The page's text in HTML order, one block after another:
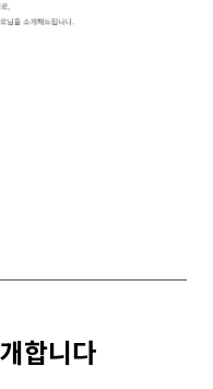
개합니다